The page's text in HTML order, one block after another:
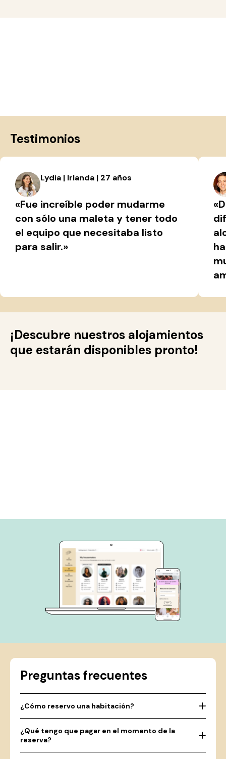
Testimonios
Lydia | Irlanda | 27 años
«Fue increíble poder mudarme
con sólo una maleta y tener todo
el equipo que necesitaba listo
para salir.»
¡Descubre nuestros alojamientos
que estarán disponibles pronto!
Preguntas frecuentes
¿Cómo reservo una habitación?
¿Qué tengo que pagar en el momento de la
reserva?